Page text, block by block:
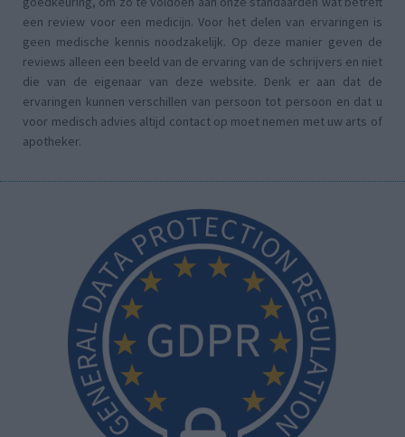
een review voor een medicijn. Voor het delen van ervaringen is
geen medische kennis noodzakelijk. Op deze manier geven de
reviews alleen een beeld van de ervaring van de schrijvers en niet
die van de eigenaar van deze website. Denk er aan dat de
ervaringen kunnen verschillen van persoon tot persoon en dat u
voor medisch advies altijd contact op moet nemen met uw arts of
apotheker.